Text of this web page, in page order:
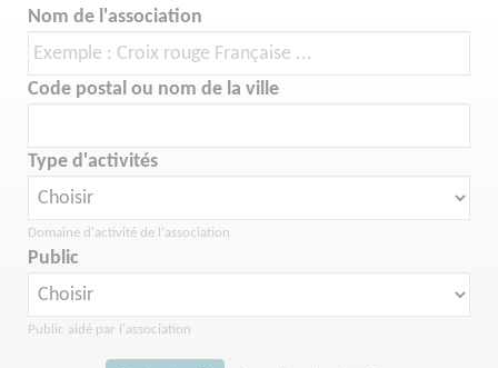
Nom de l'association
Code postal ou nom de la ville
Type d'activités
Domaine d'activité de l'association
Public
Public aidé par l'association